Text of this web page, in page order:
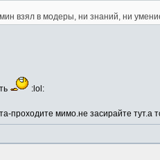
взял в модеры, ни знаний, ни
:lol:
проходите мимо.не засирайте тут.а